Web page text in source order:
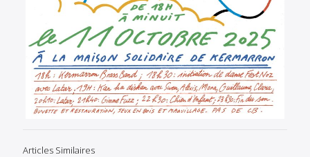
Articles Similaires